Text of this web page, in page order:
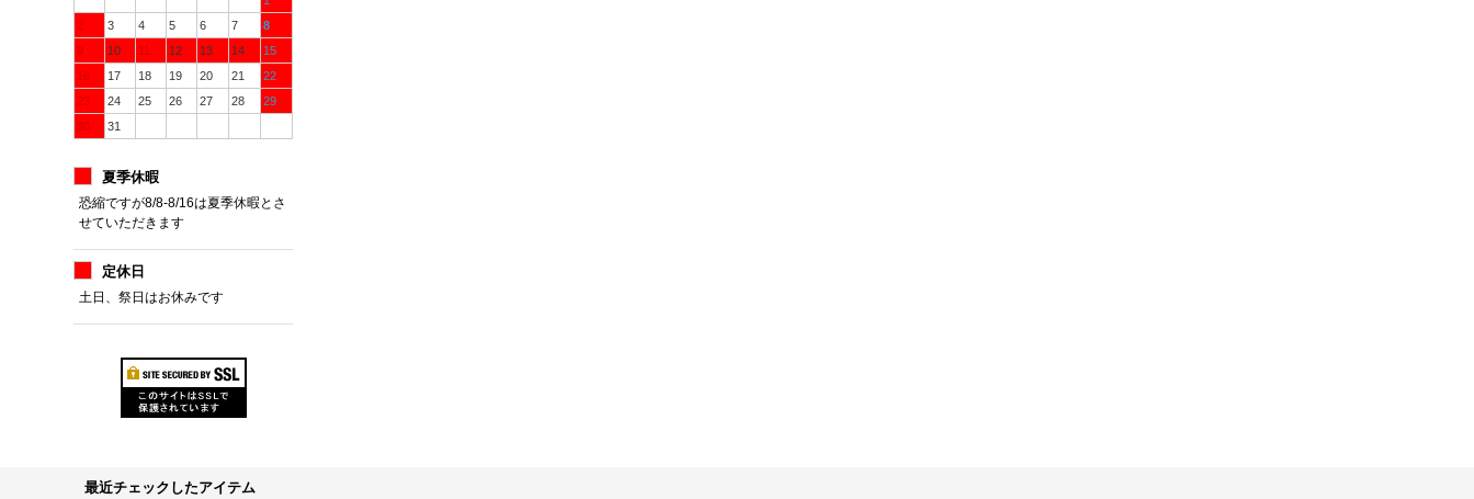
2
3 4 5 6 7
8
9
10 11 12 13 14
15
16
17 18 19 20 21
22
23
24 25 26 27 28
29
30
31
夏季休暇
恐縮ですが8/8-8/16は夏季休暇とさ
せていただきます
定休日
土日、祭日はお休みです
最近チェックしたアイテム